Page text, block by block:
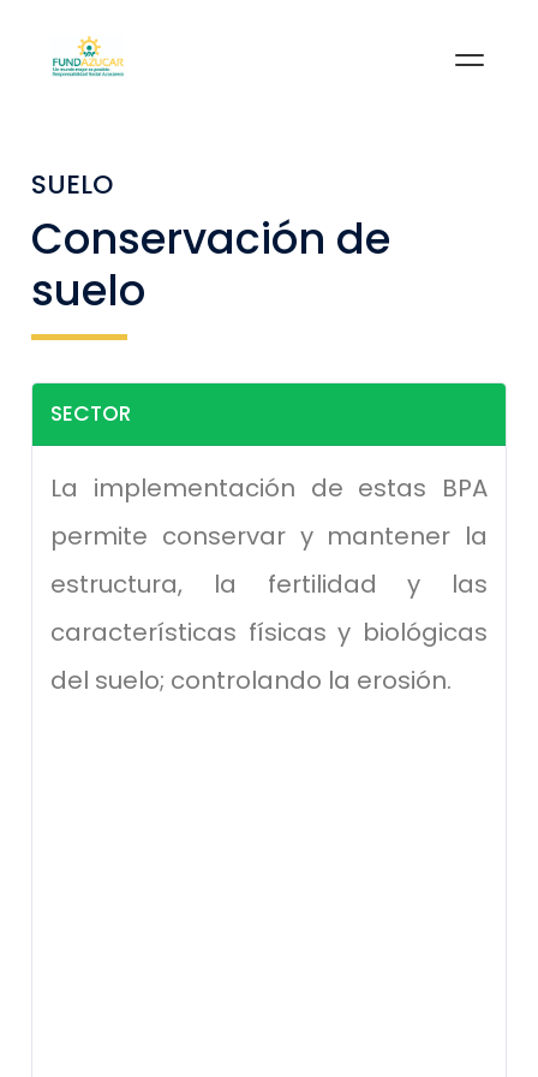
SUELO
Conservación de
suelo
SECTOR
La implementación de estas BPA
permite conservar y mantener la
estructura, la fertilidad y las
características físicas y biológicas
del suelo; controlando la erosión.